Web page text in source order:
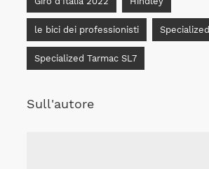
le bici dei professionisti Specialized
Specialized Tarmac SL7
Sull'autore